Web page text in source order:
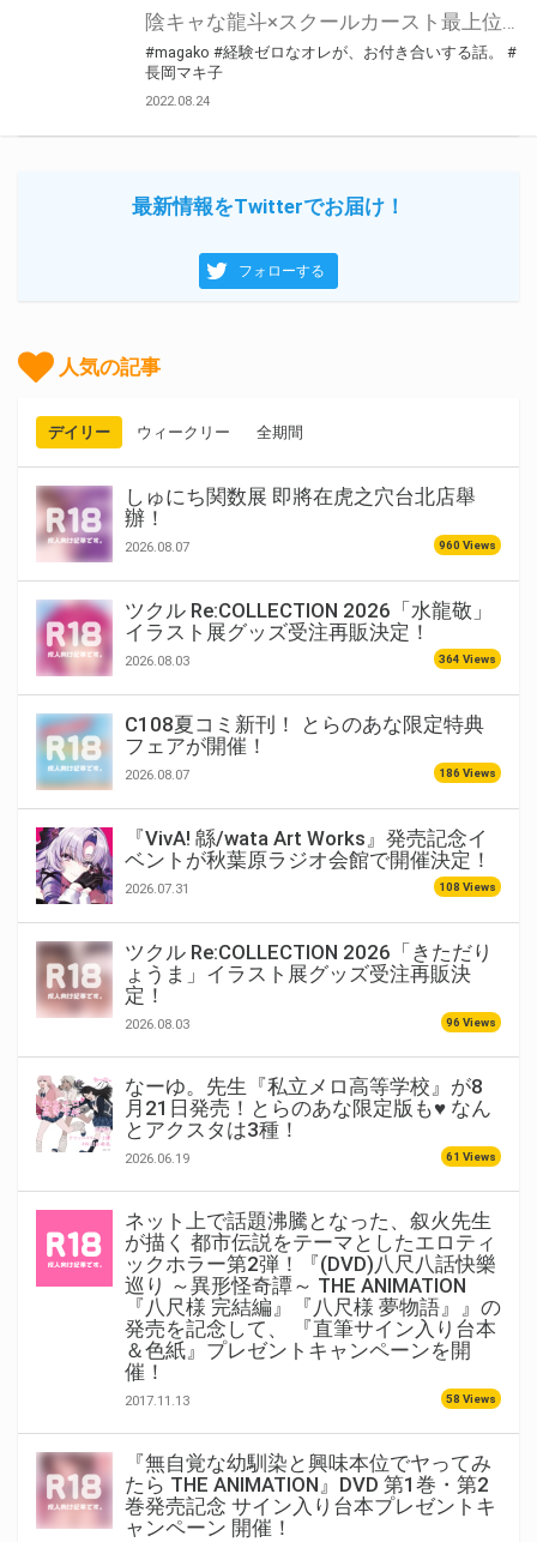
#magako #経験ゼロなオレが、お付き合いする話。
#
長岡マキ子
2022.08.24
最新情報をTwitterでお届け！
フォローする
人気の記事
デイリー ウィークリー 全期間
しゅにち関数展 即將在虎之穴台北店舉
辦！
2026.08.07 960 Views
ツクル Re:COLLECTION 2026「水龍敬」
イラスト展グッズ受注再販決定！
2026.08.03 364 Views
C108夏コミ新刊！ とらのあな限定特典
フェアが開催！
2026.08.07 186 Views
『VivA! 緜/wata Art Works』発売記念イ
ベントが秋葉原ラジオ会館で開催決定！
2026.07.31 108 Views
ツクル Re:COLLECTION 2026「きただり
ょうま」イラスト展グッズ受注再販決
定！
2026.08.03 96 Views
なーゆ。先生『私立メロ高等学校』が8
月21日発売！とらのあな限定版も♥ なん
とアクスタは3種！
2026.06.19 61 Views
ネット上で話題沸騰となった、叙火先生
が描く 都市伝説をテーマとしたエロティ
ックホラー第2弾！『(DVD)八尺八話快樂
巡り ～異形怪奇譚～ THE ANIMATION
『八尺様 完結編』『八尺様 夢物語』』の
発売を記念して、 『直筆サイン入り台本
＆色紙』プレゼントキャンペーンを開
催！
2017.11.13 58 Views
『無自覚な幼馴染と興味本位でヤってみ
たら THE ANIMATION』DVD 第1巻・第2
巻発売記念 サイン入り台本プレゼントキ
ャンペーン 開催！